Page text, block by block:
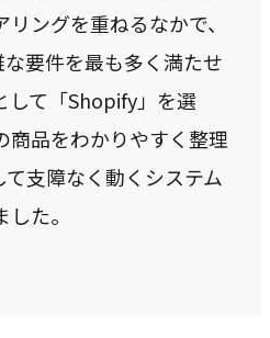
ングを重ねるなかで、
要件を最も多く満たせ
して「Shopify」を選
商品をわかりやすく整理
て支障なく動くシステム
た。